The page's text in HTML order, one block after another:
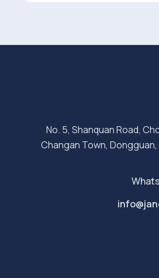
No. 5, Shanquan Road,
Changan Town,